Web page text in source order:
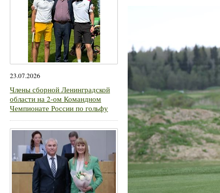
23.07.2026
Члены сборной Ленинградской
области на 2-ом Командном
Чемпионате России по гольфу